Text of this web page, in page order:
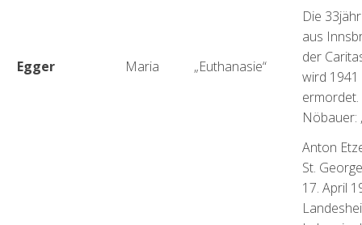
Egger Maria „Euthanasie“
Die
aus
der
wird
Nöbauer:
Anton
St.
17. April